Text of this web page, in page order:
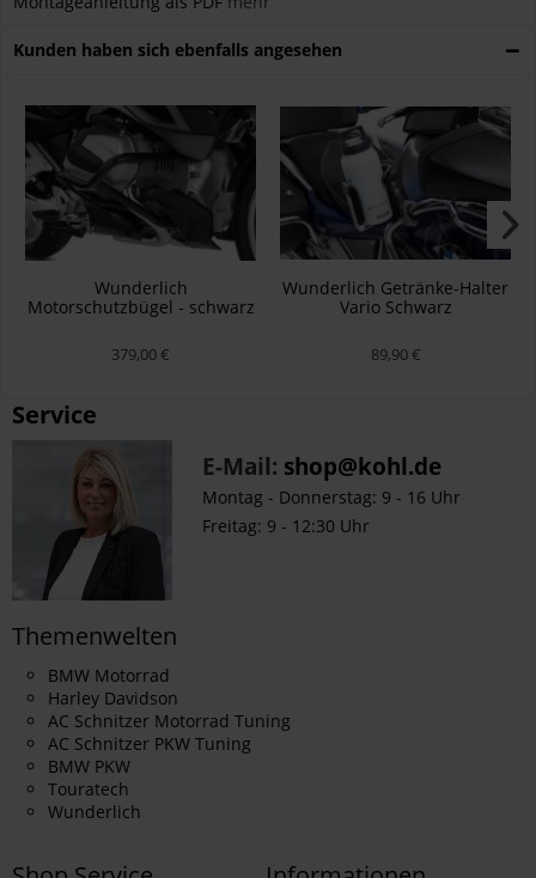
Kunden haben sich ebenfalls angesehen
Wunderlich
Motorschutzbügel - schwarz
379,00 €
Wunderlich Getränke-Halter
Vario Schwarz
89,90 €
Service
E-Mail: shop@kohl.de
Montag - Donnerstag: 9 - 16 Uhr
Freitag: 9 - 12:30 Uhr
Themenwelten
BMW Motorrad
Harley Davidson
AC Schnitzer Motorrad Tuning
AC Schnitzer PKW Tuning
BMW PKW
Touratech
Wunderlich